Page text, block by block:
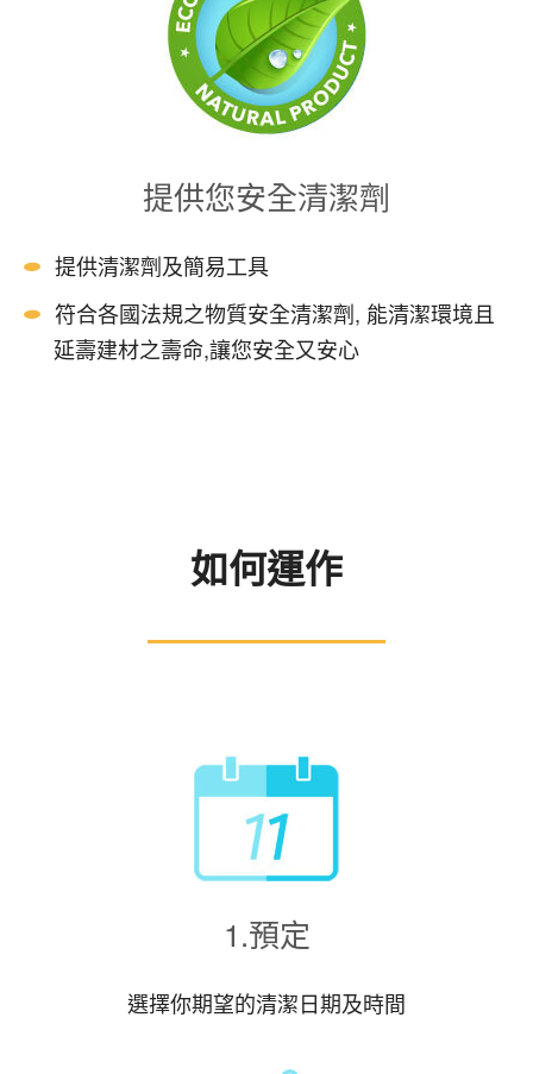
提供您安全清潔劑
提供清潔劑及簡易工具
符合各國法規之物質安全清潔劑, 能清潔環境且
延壽建材之壽命,讓您安全又安心
如何運作
1.預定
選擇你期望的清潔日期及時間